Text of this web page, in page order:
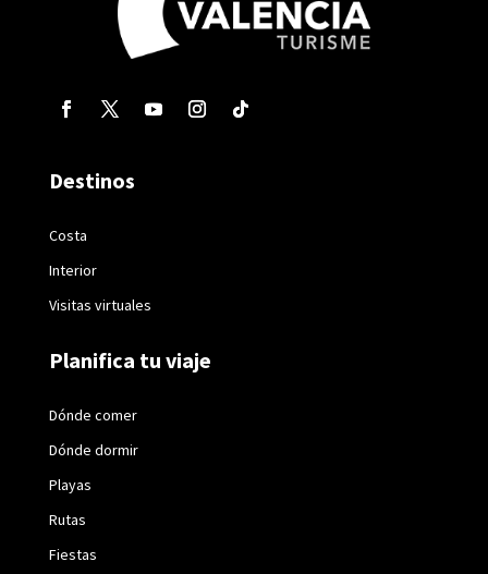
Destinos
Costa
Interior
Visitas virtuales
Planifica tu viaje
Dónde comer
Dónde dormir
Playas
Rutas
Fiestas